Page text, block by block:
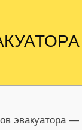
эвакуатора